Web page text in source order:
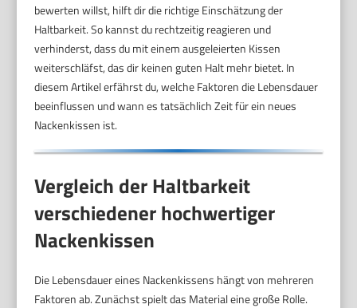
bewerten willst, hilft dir die richtige Einschätzung der
Haltbarkeit. So kannst du rechtzeitig reagieren und
verhinderst, dass du mit einem ausgeleierten Kissen
weiterschläfst, das dir keinen guten Halt mehr bietet. In
diesem Artikel erfährst du, welche Faktoren die Lebensdauer
beeinflussen und wann es tatsächlich Zeit für ein neues
Nackenkissen ist.
Vergleich der Haltbarkeit
verschiedener hochwertiger
Nackenkissen
Die Lebensdauer eines Nackenkissens hängt von mehreren
Faktoren ab. Zunächst spielt das Material eine große Rolle.